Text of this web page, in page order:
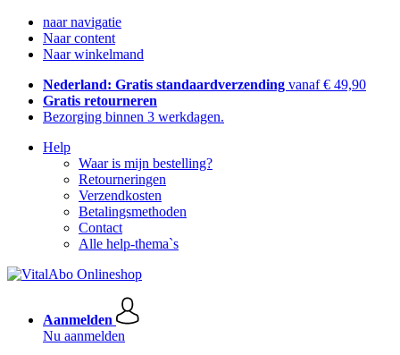
naar navigatie
Naar content
Naar winkelmand
Nederland: Gratis standaardverzending vanaf € 49,90
Gratis retourneren
Bezorging binnen 3 werkdagen.
Help
Waar is mijn bestelling?
Retourneringen
Verzendkosten
Betalingsmethoden
Contact
Alle help-thema`s
Aanmelden
Nu aanmelden